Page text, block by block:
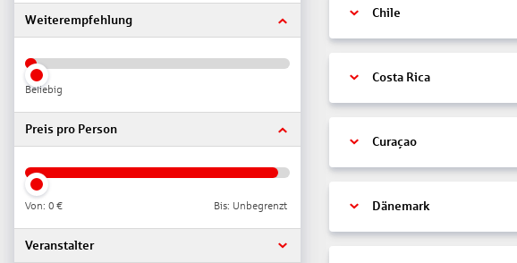
Weiterempfehlung
Beliebig
Preis pro Person
Von: 0 € Bis: Unbegrenzt
Veranstalter
Chile
Costa Rica
Curaçao
Dänemark